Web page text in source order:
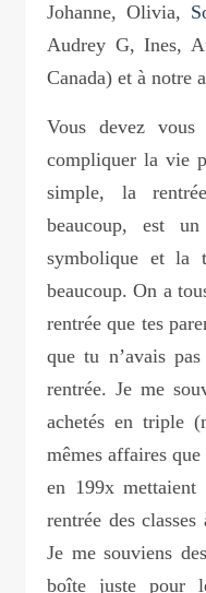
Johanne, Olivia,
Audrey G, Ines,
Canada) et à notre
Vous devez vous
compliquer la vie
simple, la
beaucoup, est
symbolique et la
beaucoup. On a
rentrée que tes
que tu n’avais
rentrée. Je me
achetés en triple
mêmes affaires
en 199x mettaient
rentrée des
Je me souviens
boîte juste pour